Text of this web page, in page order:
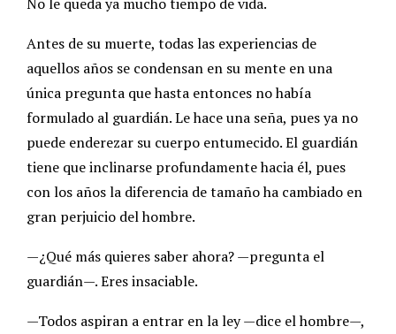
Antes de su muerte, todas las experiencias de
aquellos años se condensan en su mente en una
única pregunta que hasta entonces no había
formulado al guardián. Le hace una seña, pues ya no
puede enderezar su cuerpo entumecido. El guardián
tiene que inclinarse profundamente hacia él, pues
con los años la diferencia de tamaño ha cambiado en
gran perjuicio del hombre.
—¿Qué más quieres saber ahora? —pregunta el
guardián—. Eres insaciable.
—Todos aspiran a entrar en la ley —dice el hombre—,